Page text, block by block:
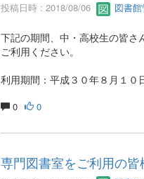
投稿日時 : 2018/08/06 図書
下記の期間、中・高校生の皆さ
ご利用ください。
利用期間：平成３０年８月１０
0 0
専門図書室をご利用の皆